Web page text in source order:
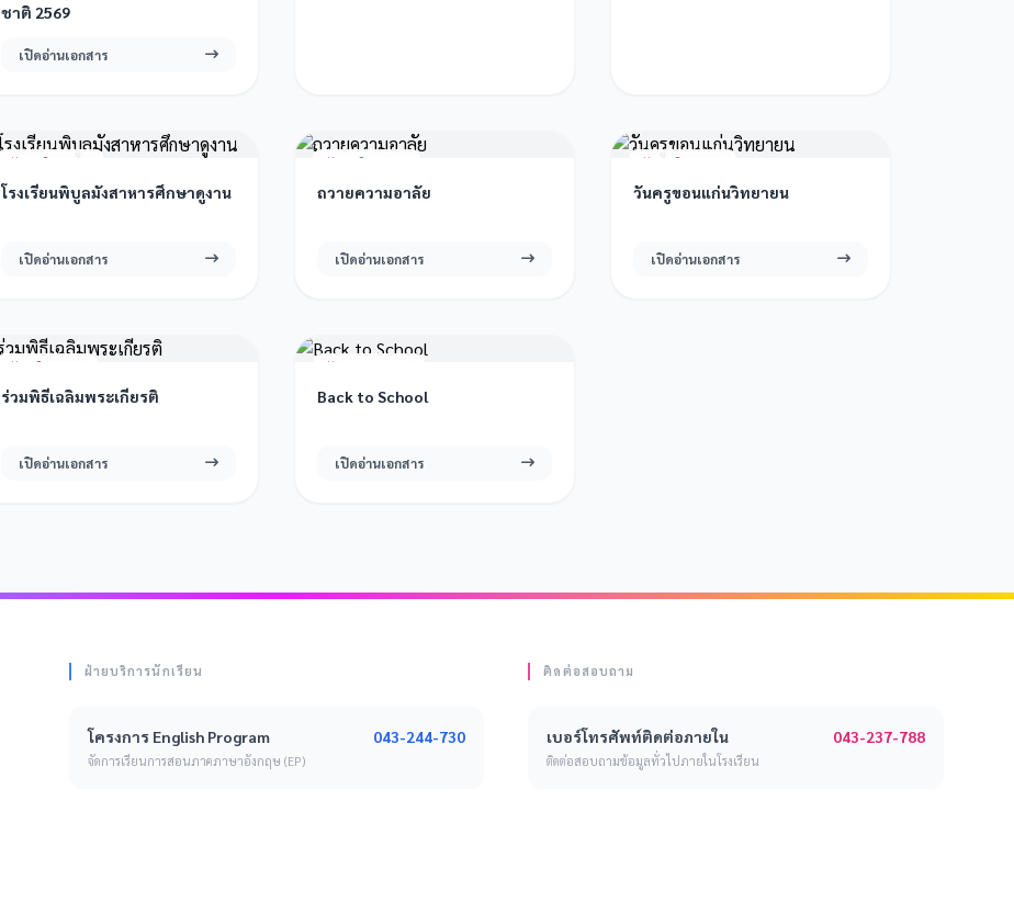
ชาติ 2569
เปิดอ่านเอกสาร
16 มิ.ย. 2569
โรงเรียนพิบูลมังสาหารศึกษาดูงาน
เปิดอ่านเอกสาร
15 มิ.ย. 2569
ถวายความอาลัย
เปิดอ่านเอกสาร
11 มิ.ย. 2569
วันครูขอนแก่นวิทยายน
เปิดอ่านเอกสาร
3 มิ.ย. 2569
ร่วมพิธีเฉลิมพระเกียรติ
เปิดอ่านเอกสาร
Back to School
เปิดอ่านเอกสาร
ฝ่ายบริการนักเรียน
โครงการ English Program 043-244-730
จัดการเรียนการสอนภาคภาษาอังกฤษ (EP)
ติดต่อสอบถาม
เบอร์โทรศัพท์ติดต่อภายใน 043-237-788
ติดต่อสอบถามข้อมูลทั่วไปภายในโรงเรียน